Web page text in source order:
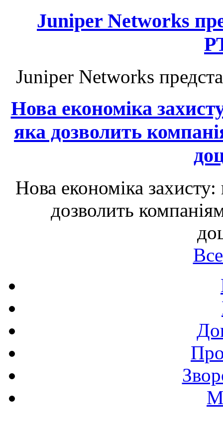
Juniper Networks
Juniper Networks
Нова економіка
яка дозволить
Нова економіка
дозволить